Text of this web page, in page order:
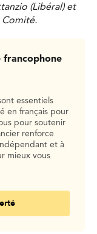
(Libéral) et
Comité.
francophone
essentiels
en français pour
pour soutenir
renforce
et à
mieux vous